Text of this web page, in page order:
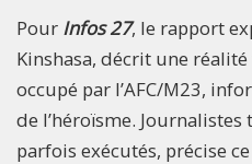
Pour Infos 27, le rapport
Kinshasa, décrit une
occupé par l’AFC/M23,
de l’héroïsme. Journalistes
parfois exécutés, précise